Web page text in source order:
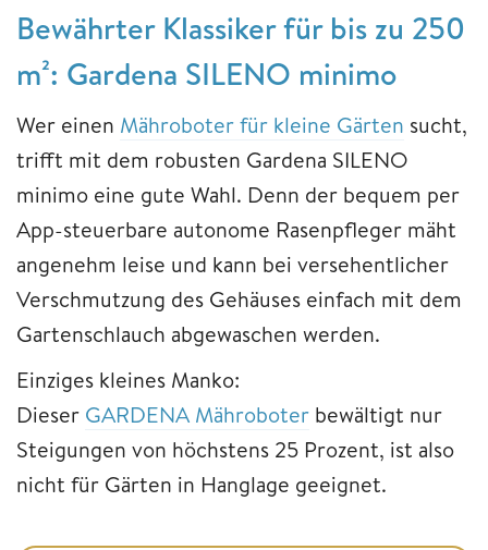
Bewährter Klassiker für bis zu 250
m²: Gardena SILENO minimo
Wer einen Mähroboter für kleine Gärten sucht,
trifft mit dem robusten Gardena SILENO
minimo eine gute Wahl. Denn der bequem per
App-steuerbare autonome Rasenpfleger mäht
angenehm leise und kann bei versehentlicher
Verschmutzung des Gehäuses einfach mit dem
Gartenschlauch abgewaschen werden.
Einziges kleines Manko:
Dieser GARDENA Mähroboter bewältigt nur
Steigungen von höchstens 25 Prozent, ist also
nicht für Gärten in Hanglage geeignet.